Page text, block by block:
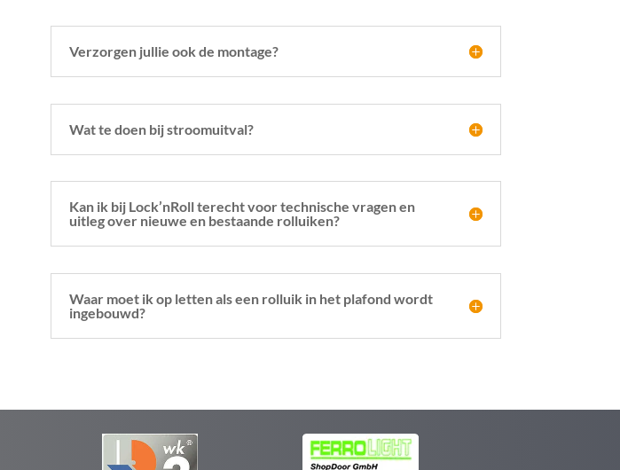
Verzorgen jullie ook de montage?
Wat te doen bij stroomuitval?
Kan ik bij Lock’nRoll terecht voor technische vragen en
uitleg over nieuwe en bestaande rolluiken?
Waar moet ik op letten als een rolluik in het plafond wordt
ingebouwd?